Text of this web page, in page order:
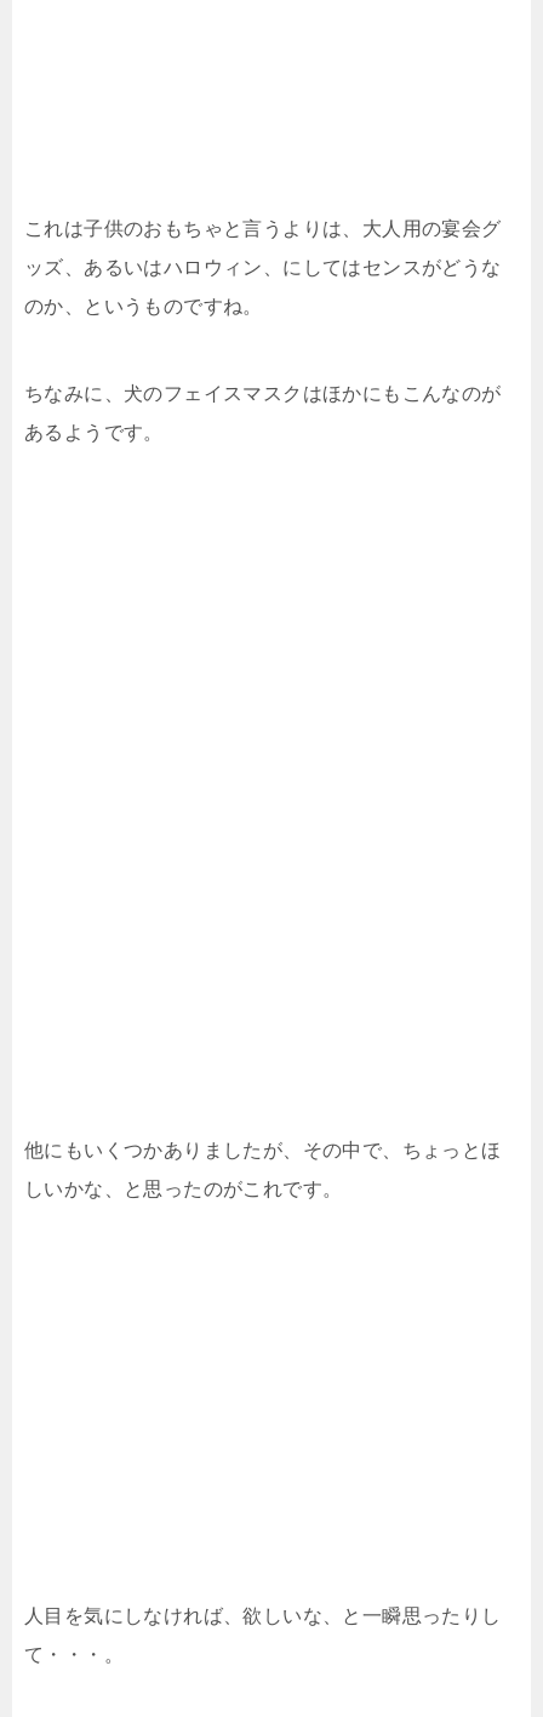
これは子供のおもちゃと言うよりは、大人用の宴会グ
ッズ、あるいはハロウィン、にしてはセンスがどうな
のか、というものですね。
ちなみに、犬のフェイスマスクはほかにもこんなのが
あるようです。
他にもいくつかありましたが、その中で、ちょっとほ
しいかな、と思ったのがこれです。
人目を気にしなければ、欲しいな、と一瞬思ったりし
て・・・。